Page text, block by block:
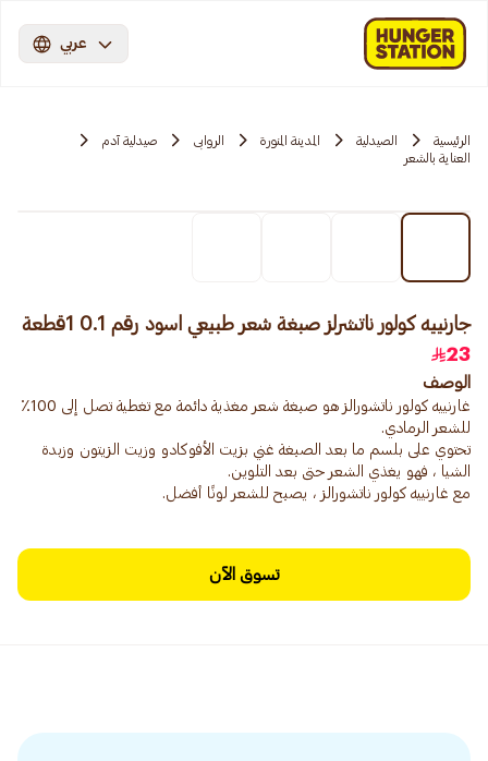
عربي
الرئيسية الصيدلية المدينة المنورة الروابی
صيدلية آدم
العناية بالشعر
جارنييه كولور ناتشرلز صبغة شعر طبيعي اسود رقم 0.1 1قطعة
23
الوصف
غارنييه كولور ناتشورالز هو صبغة شعر مغذية دائمة مع تغطية تصل إلى 100٪
تحتوي على بلسم ما بعد الصبغة غني بزيت الأفوكادو وزيت الزيتون وزبدة
مع غارنييه كولور ناتشورالز ، يصبح للشعر لونًا أفضل.
تسوق الآن